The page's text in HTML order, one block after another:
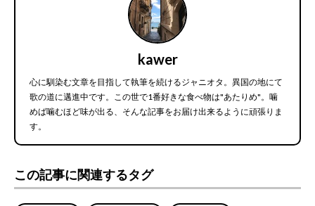
kawer
心に馴染む文章を目指して執筆を続けるジャニオタ。異国の地にて
歌の道に邁進中です。この世で1番好きな食べ物は"あたりめ"。噛
めば噛むほど味が出る、そんな記事をお届け出来るように頑張りま
す。
この記事に関連するタグ